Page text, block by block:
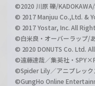
©2020 川原 礫/
© 2017 Manjuu Co.,Ltd. &
© 2017 Yostar, Inc. All
©白米良・オーバーラップ/
© 2020 DONUTS Co. Ltd.
©遠藤達哉／集英社・
©Spider Lily／アニプレック
©GungHo Online